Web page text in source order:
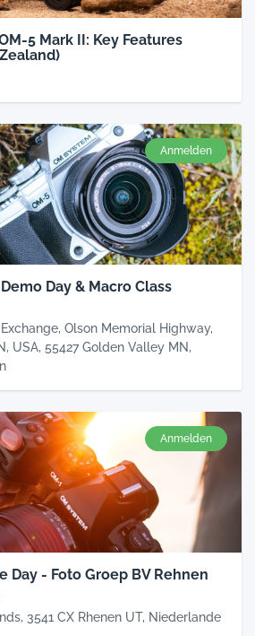
5 Mark II: Key Features
Anmelden
Day & Macro Class
Olson Memorial Highway,
USA, 55427 Golden Valley MN,
Anmelden
Day - Foto Groep BV Rehnen
3541 CX Rhenen UT, Niederlande